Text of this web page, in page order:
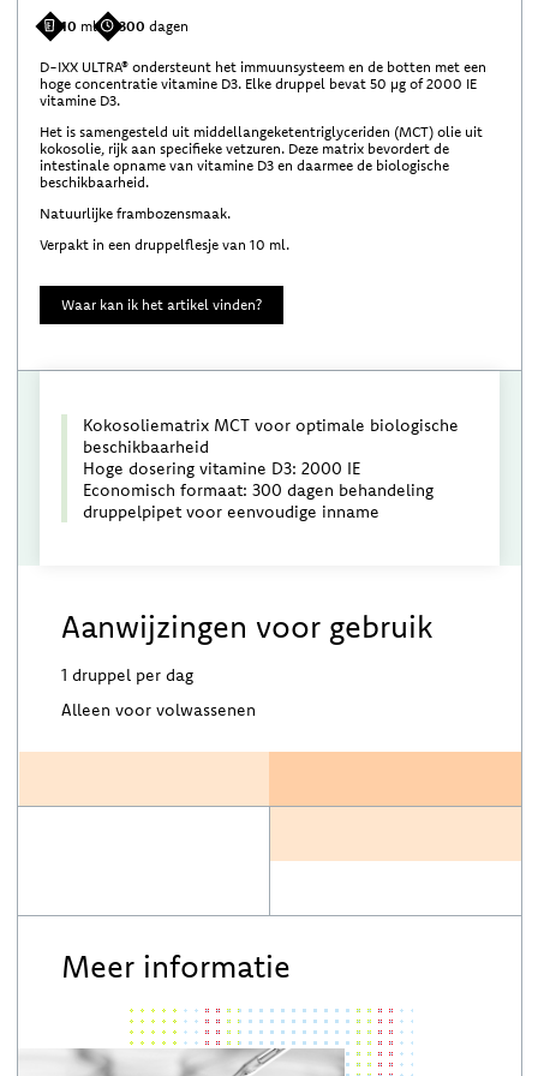
10 ml 300 dagen
D-IXX ULTRA® ondersteunt het immuunsysteem en de botten met een
hoge concentratie vitamine D3. Elke druppel bevat 50 µg of 2000 IE
vitamine D3.
Het is samengesteld uit middellangeketentriglyceriden (MCT) olie uit
kokosolie, rijk aan specifieke vetzuren. Deze matrix bevordert de
intestinale opname van vitamine D3 en daarmee de biologische
beschikbaarheid.
Natuurlijke frambozensmaak.
Verpakt in een druppelflesje van 10 ml.
Waar kan ik het artikel vinden?
Kokosoliematrix MCT voor optimale biologische
beschikbaarheid
Hoge dosering vitamine D3: 2000 IE
Economisch formaat: 300 dagen behandeling
druppelpipet voor eenvoudige inname
Aanwijzingen voor gebruik
1 druppel per dag
Alleen voor volwassenen
Meer informatie